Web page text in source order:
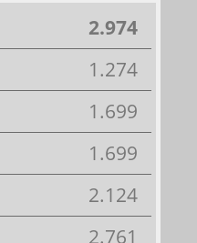
2.974
1.274
1.699
1.699
2.124
2.761